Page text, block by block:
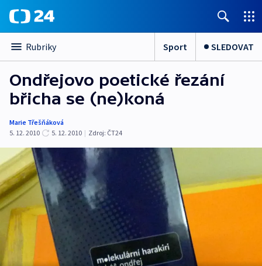
Rubriky Sport SLEDOVAT
Ondřejovo poetické řezání
břicha se (ne)koná
Marie Třešňáková
5. 12. 2010
5. 12. 2010 | Zdroj: ČT24